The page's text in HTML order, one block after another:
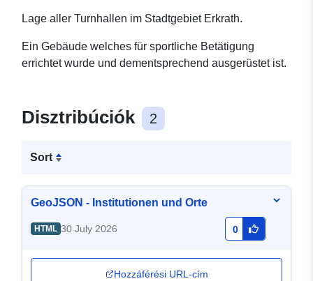
Lage aller Turnhallen im Stadtgebiet Erkrath.
Ein Gebäude welches für sportliche Betätigung
errichtet wurde und dementsprechend ausgerüstet ist.
Disztribúciók 2
Sort
GeoJSON - Institutionen und Orte
HTML 30 July 2026 0
Hozzáférési URL-cím